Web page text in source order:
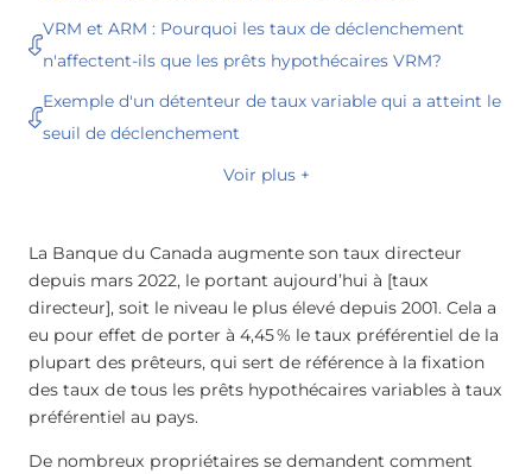
VRM et ARM : Pourquoi les taux de déclenchement
n'affectent-ils que les prêts hypothécaires VRM?
Exemple d'un détenteur de taux variable qui a atteint le
seuil de déclenchement
Voir plus +
La Banque du Canada augmente son taux directeur
depuis mars 2022, le portant aujourd’hui à [taux
directeur], soit le niveau le plus élevé depuis 2001. Cela a
eu pour effet de porter à 4,45% le taux préférentiel de la
plupart des prêteurs, qui sert de référence à la fixation
des taux de tous les prêts hypothécaires variables à taux
préférentiel au pays.
De nombreux propriétaires se demandent comment